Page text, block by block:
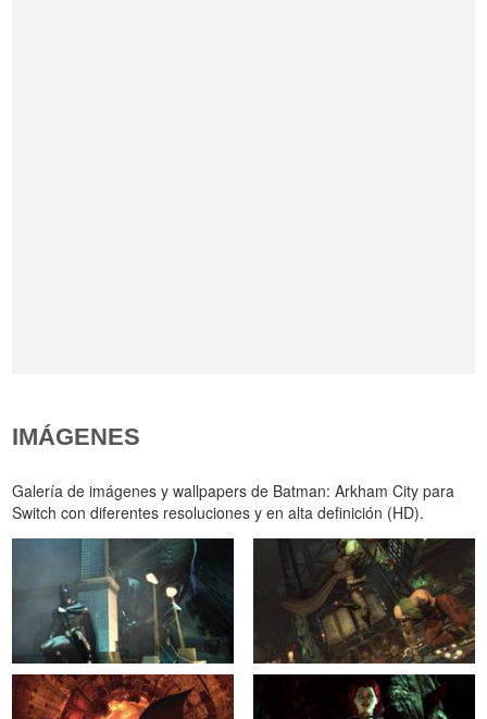
IMÁGENES
Galería de imágenes y wallpapers de Batman: Arkham City para
Switch con diferentes resoluciones y en alta definición (HD).